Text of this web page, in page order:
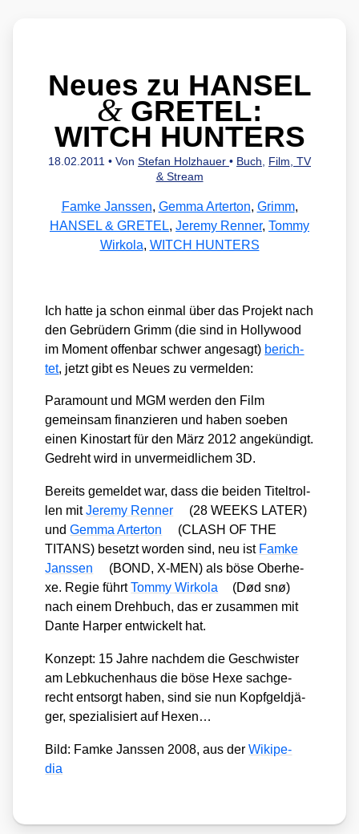
Neues zu HANSEL
& GRETEL:
WITCH HUNTERS
18.02.2011 • Von Stefan Holzhauer • Buch, Film, TV
& Stream
Famke Janssen, Gemma Arterton, Grimm,
HANSEL & GRETEL, Jeremy Renner, Tommy
Wirkola, WITCH HUNTERS
Ich hat­te ja schon ein­mal über das Pro­jekt nach
den Gebrü­dern Grimm (die sind in Hol­ly­wood
im Moment offen­bar schwer ange­sagt) berich­
tet, jetzt gibt es Neu­es zu ver­mel­den:
Para­mount und MGM wer­den den Film
gemein­sam finan­zie­ren und haben soeben
einen Kino­start für den März 2012 ange­kün­digt.
Gedreht wird in unver­meid­li­chem 3D.
Bereits gemel­det war, dass die bei­den Titel­trol­
len mitJere­my Ren­ner
(28 WEEKS LATER)
undGem­ma Arterton
(CLASH OF THE
TITANS) besetzt wor­den sind, neu ist Fam­ke
Jans­sen
(BOND, X‑MEN) als böse Ober­he­
xe. Regie führtTom­my Wir­ko­la (Død snø)
nach einem Dreh­buch, das er zusam­men mit
Dan­te Har­per ent­wi­ckelt hat.
Kon­zept: 15 Jah­re nach­dem die Geschwis­ter
am Leb­ku­chen­haus die böse Hexe sach­ge­
recht ent­sorgt haben, sind sie nun Kopf­geld­jä­
ger, spe­zia­li­siert auf Hexen…
Bild: Fam­ke Jans­sen 2008, aus derWiki­pe­
dia